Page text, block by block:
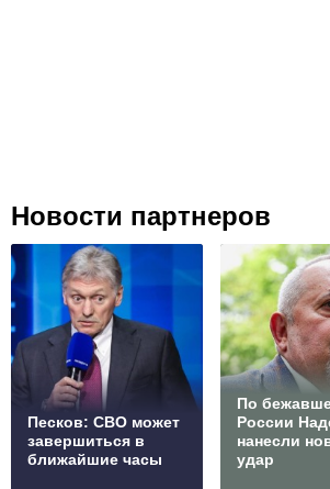
Новости партнеров
Песков: СВО может
завершиться в
ближайшие часы
По
России
нанесли
удар